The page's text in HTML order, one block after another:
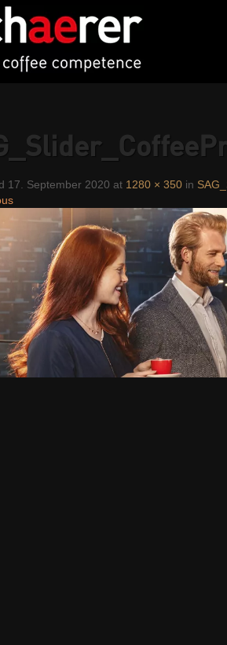
17. September 2020 at 1280 × 350 in